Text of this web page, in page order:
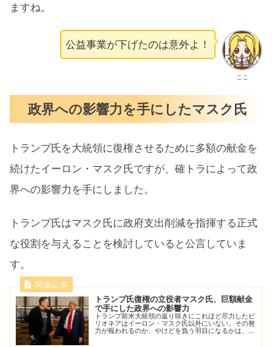
ますね。
ここ
公益事業が下げたのは意外よ！
政界への影響力を手にしたマスク氏
トランプ氏を大統領に復権させるために多額の献金を
続けたイーロン・マスク氏ですが、確トラによって政
界への影響力を手にしました。
トランプ氏はマスク氏に政府支出削減を指揮する正式
な役割を与えることを検討していると公言していま
す。
トランプ氏復権の立役者マスク氏、巨額献金
で手にした政界への影響力
トランプ前米大統領の返り咲きにこれほど尽力したビ
リオネアはイーロン・マスク氏以外にいない。その努
力が報われるのか、やけどを負う羽目になるかは、今